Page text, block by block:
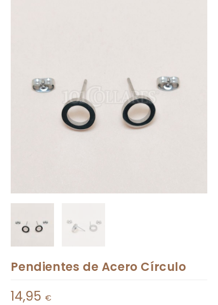
Pendientes de Acero Círculo
14,95 €